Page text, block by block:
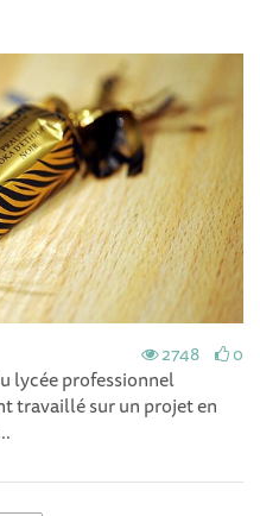
2748 0
lycée professionnel
travaillé sur un projet en